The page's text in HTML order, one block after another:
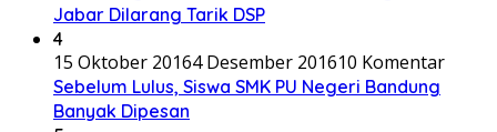
Jabar Dilarang Tarik DSP
4
15 Oktober 20164 Desember 201610 Komentar
Sebelum Lulus, Siswa SMK PU Negeri Bandung
Banyak Dipesan